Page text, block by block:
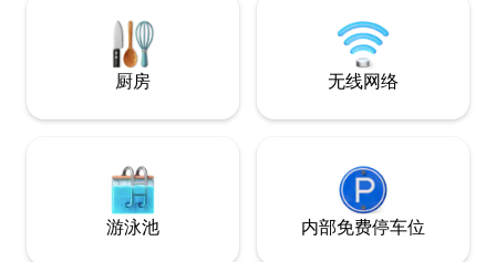
from the water.
著名的软木博物馆
（tombs of the
Pascaredda）。
厨房 无线网络
游泳池 内部免费停车位